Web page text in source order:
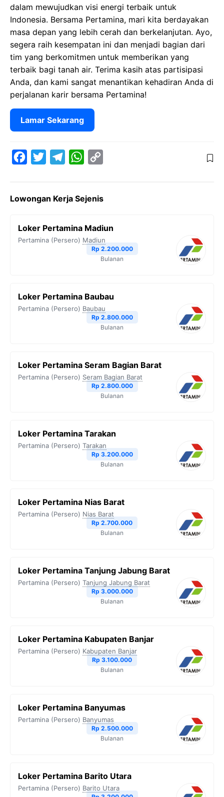
dalam mewujudkan visi energi terbaik untuk
Indonesia. Bersama Pertamina, mari kita berdayakan
masa depan yang lebih cerah dan berkelanjutan. Ayo,
segera raih kesempatan ini dan menjadi bagian dari
tim yang berkomitmen untuk memberikan yang
terbaik bagi tanah air. Terima kasih atas partisipasi
Anda, dan kami sangat menantikan kehadiran Anda di
perjalanan karir bersama Pertamina!
Lamar Sekarang
e
o
t
e
e
r
W
t
A
p
y
i
n
k
Lowongan Kerja Sejenis
Loker Pertamina Madiun
Pertamina (Persero) Madiun
Rp 2.200.000
Bulanan
Loker Pertamina Baubau
Pertamina (Persero) Baubau
Rp 2.800.000
Bulanan
Loker Pertamina Seram Bagian Barat
Pertamina (Persero) Seram Bagian Barat
Rp 2.800.000
Bulanan
Loker Pertamina Tarakan
Pertamina (Persero) Tarakan
Rp 3.200.000
Bulanan
Loker Pertamina Nias Barat
Pertamina (Persero) Nias Barat
Rp 2.700.000
Bulanan
Loker Pertamina Tanjung Jabung Barat
Pertamina (Persero) Tanjung Jabung Barat
Rp 3.000.000
Bulanan
Loker Pertamina Kabupaten Banjar
Pertamina (Persero) Kabupaten Banjar
Rp 3.100.000
Bulanan
Loker Pertamina Banyumas
Pertamina (Persero) Banyumas
Rp 2.500.000
Bulanan
Loker Pertamina Barito Utara
Pertamina (Persero) Barito Utara